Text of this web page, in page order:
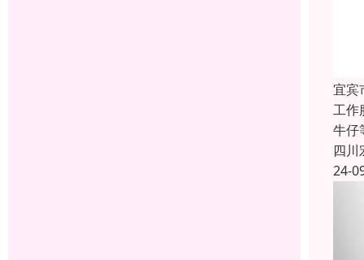
宜宾
工作
牛仔
四川
24-